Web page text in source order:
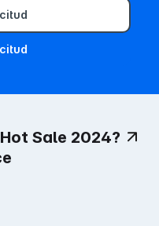
Sale 2024?